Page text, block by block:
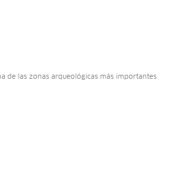
de las zonas arqueológicas más importantes